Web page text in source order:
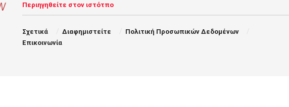
Περιηγηθείτε στον ιστότπο
Σχετικά Διαφημιστείτε
Πολιτική Προσωπικών Δεδομένων
Επικοινωνία